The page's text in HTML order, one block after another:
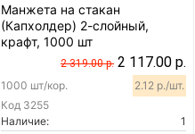
Манжета на стакан
(Капхолдер) 2-слойный,
крафт, 1000 шт
2 319.00 р. 2 117.00 р.
Код 3255
1000 шт/кор. 2.12 р./шт.
Наличие:
1